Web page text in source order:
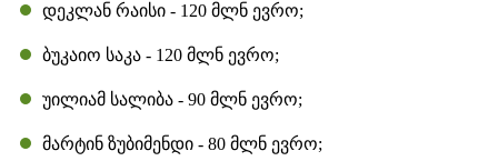
დეკლან რაისი - 120 მლნ ევრო;
ბუკაიო საკა - 120 მლნ ევრო;
უილიამ სალიბა - 90 მლნ ევრო;
მარტინ ზუბიმენდი - 80 მლნ ევრო;